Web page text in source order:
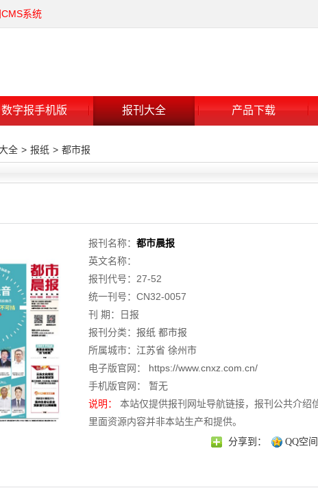
系统
数字报手机版 报刊大全 产品下载
全 > 报纸 > 都市报
报刊名称： 都市晨报
英文名称：
报刊代号：27-52
统一刊号：CN32-0057
刊 期：日报
报刊分类： 报纸 都市报
所属城市： 江苏省 徐州市
电子版官网： https://www.cnxz.com.cn/
手机版官网： 暂无
说明：
本站仅提供报刊网址导航链接，报刊公共介
里面资源内容并非本站生产和提供。
分享到： QQ空间